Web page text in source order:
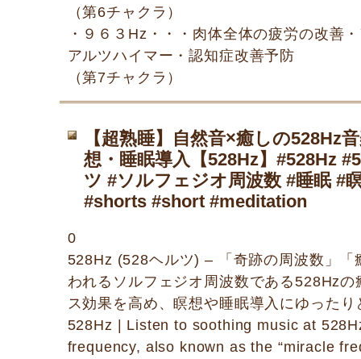
（第6チャクラ）
・９６３Hz・・・肉体全体の疲労の改善
アルツハイマー・認知症改善予防
（第7チャクラ）
【超熟睡】自然音×癒しの528Hz
想・睡眠導入【528Hz】#528Hz
ツ #ソルフェジオ周波数 #睡眠 #
#shorts #short #meditation
0
528Hz (528ヘルツ) – 「奇跡の周波数」「
われるソルフェジオ周波数である528Hz
ス効果を高め、瞑想や睡眠導入にゆった
528Hz | Listen to soothing music at
frequency, also known as the “miracle